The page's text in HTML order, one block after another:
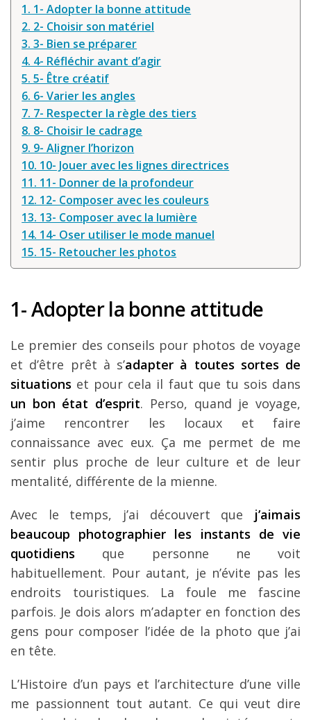
1. 1- Adopter la bonne attitude
2. 2- Choisir son matériel
3. 3- Bien se préparer
4. 4- Réfléchir avant d’agir
5. 5- Être créatif
6. 6- Varier les angles
7. 7- Respecter la règle des tiers
8. 8- Choisir le cadrage
9. 9- Aligner l’horizon
10. 10- Jouer avec les lignes directrices
11. 11- Donner de la profondeur
12. 12- Composer avec les couleurs
13. 13- Composer avec la lumière
14. 14- Oser utiliser le mode manuel
15. 15- Retoucher les photos
1- Adopter la bonne attitude
Le premier des conseils pour photos de voyage
et d’être prêt à s’adapter à toutes sortes de
situations et pour cela il faut que tu sois dans
un bon état d’esprit. Perso, quand je voyage,
j’aime rencontrer les locaux et faire
connaissance avec eux. Ça me permet de me
sentir plus proche de leur culture et de leur
mentalité, différente de la mienne.
Avec le temps, j’ai découvert que j’aimais
beaucoup photographier les instants de vie
quotidiens que personne ne voit
habituellement. Pour autant, je n’évite pas les
endroits touristiques. La foule me fascine
parfois. Je dois alors m’adapter en fonction des
gens pour composer l’idée de la photo que j’ai
en tête.
L’Histoire d’un pays et l’architecture d’une ville
me passionnent tout autant. Ce qui veut dire